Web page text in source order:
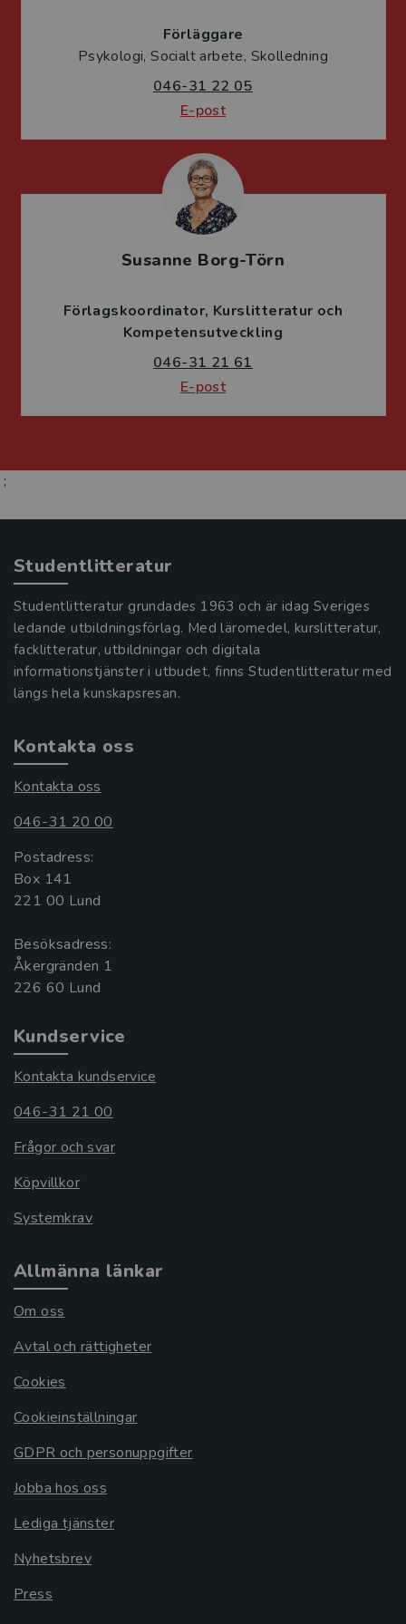
Förläggare
Psykologi, Socialt arbete, Skolledning
046-31 22 05
E-post
Susanne Borg-Törn
Förlagskoordinator Kurslitteratur och
Kompetensutveckling
046-31 21 61
E-post
;
Studentlitteratur
Studentlitteratur grundades 1963 och är idag Sveriges
ledande utbildningsförlag. Med läromedel, kurslitteratur,
facklitteratur, utbildningar och digitala
informationstjänster i utbudet, finns Studentlitteratur med
längs hela kunskapsresan.
Kontakta oss
Kontakta oss
046-31 20 00
Postadress:
Box 141
221 00 Lund
Besöksadress:
Åkergränden 1
Kundservice
Kontakta kundservice
046-31 21 00
Frågor och svar
Köpvillkor
Systemkrav
Allmänna länkar
Om oss
Avtal och rättigheter
Cookies
Cookieinställningar
GDPR och personuppgifter
Jobba hos oss
Lediga tjänster
Nyhetsbrev
Press